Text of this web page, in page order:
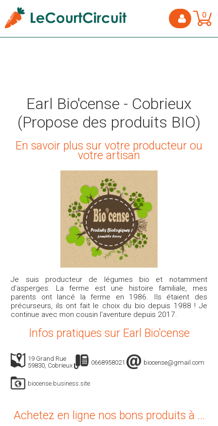
0
Earl Bio'cense - Cobrieux
(Propose des produits BIO)
En savoir plus sur votre producteur ou
votre artisan
Je suis producteur de légumes bio et notamment
d'asperges. La ferme est une histoire familiale, mes
parents ont lancé la ferme en 1986. Ils étaient des
précurseurs, ils ont fait le choix du bio depuis 1988 ! Je
continue avec mon cousin l'aventure depuis 2017.
Infos pratiques sur Earl Bio'cense
19 Grand Rue
59830, Cobrieux
0668958021 biocense@gmail.com
biocense.business.site
Achetez en ligne nos bons produits à ...